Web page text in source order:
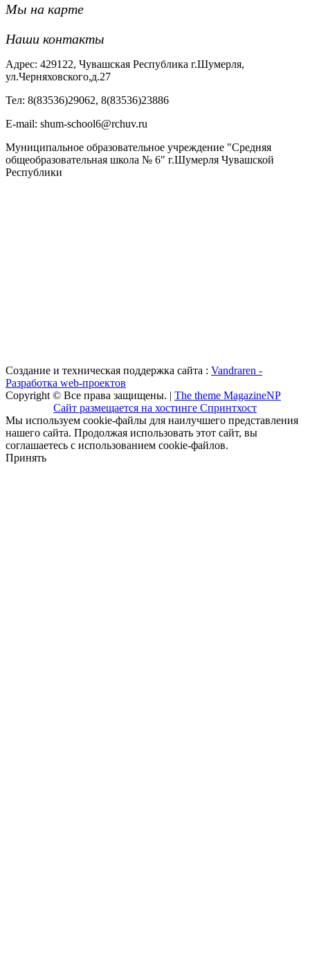
Мы на карте
Наши контакты
Адрес: 429122, Чувашская Республика г.Шумерля,
ул.Черняховского,д.27
Тел: 8(83536)29062, 8(83536)23886
Е-mail: shum-school6@rchuv.ru
Муниципальное образовательное учреждение "Средняя
общеобразовательная школа № 6" г.Шумерля Чувашской
Республики
Создание и техническая поддержка сайта : Vandraren -
Разработка web-проектов
Copyright © Все права защищены. | The theme MagazineNP
Сайт размещается на хостинге Спринтхост
Мы используем cookie-файлы для наилучшего представления
нашего сайта. Продолжая использовать этот сайт, вы
соглашаетесь с использованием cookie-файлов.
Принять